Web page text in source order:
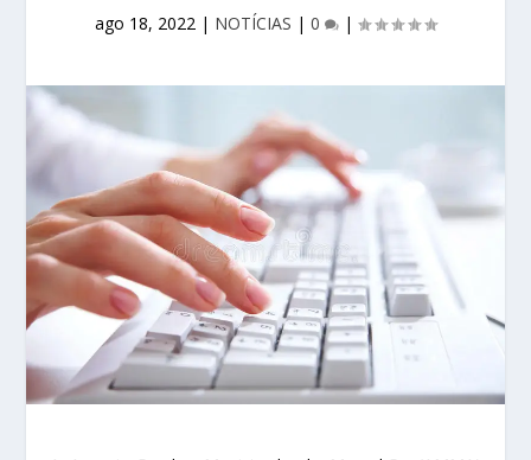
ago 18, 2022 | NOTÍCIAS | 0 |